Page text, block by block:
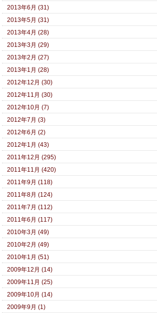
2013年6月 (31)
2013年5月 (31)
2013年4月 (28)
2013年3月 (29)
2013年2月 (27)
2013年1月 (28)
2012年12月 (30)
2012年11月 (30)
2012年10月 (7)
2012年7月 (3)
2012年6月 (2)
2012年1月 (43)
2011年12月 (295)
2011年11月 (420)
2011年9月 (118)
2011年8月 (124)
2011年7月 (112)
2011年6月 (117)
2010年3月 (49)
2010年2月 (49)
2010年1月 (51)
2009年12月 (14)
2009年11月 (25)
2009年10月 (14)
2009年9月 (1)